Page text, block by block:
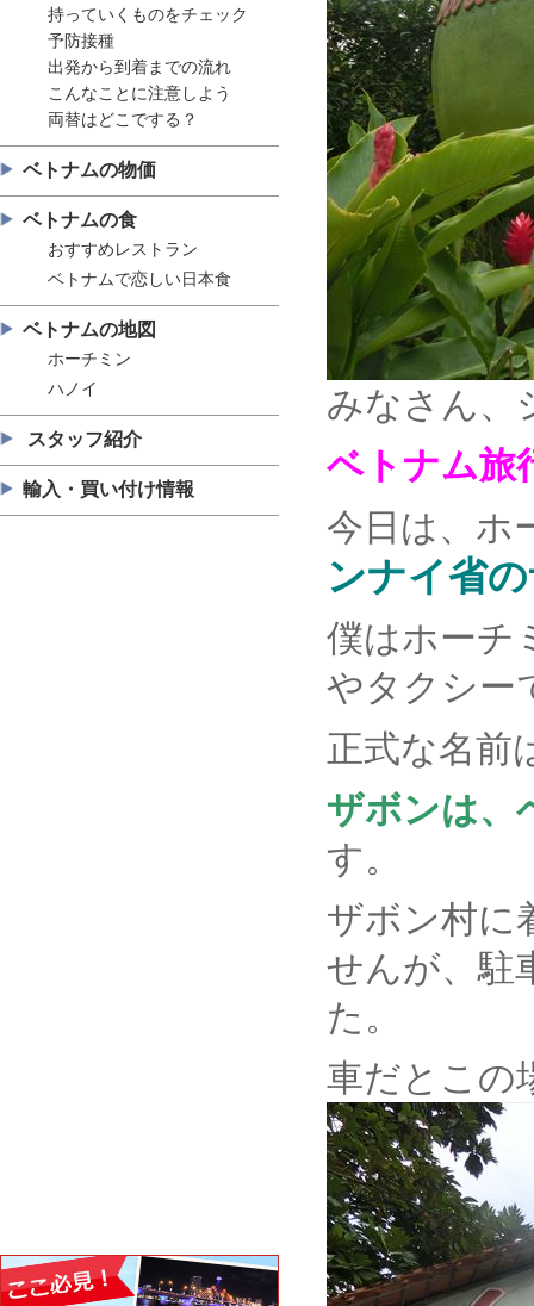
持っていくものをチェック
予防接種
出発から到着までの流れ
こんなことに注意しよう
両替はどこでする？
ベトナムの物価
ベトナムの食
おすすめレストラン
ベトナムで恋しい日本食
ベトナムの地図
ホーチミン
ハノイ
スタッフ紹介
輸入・買い付け情報
みなさん、
ベトナム旅
今日は、ホ
ンナイ省
僕はホーチ
やタクシー
正式な名前
ザボンは、
す。
ザボン村に
せんが、駐
た。
車だとこの